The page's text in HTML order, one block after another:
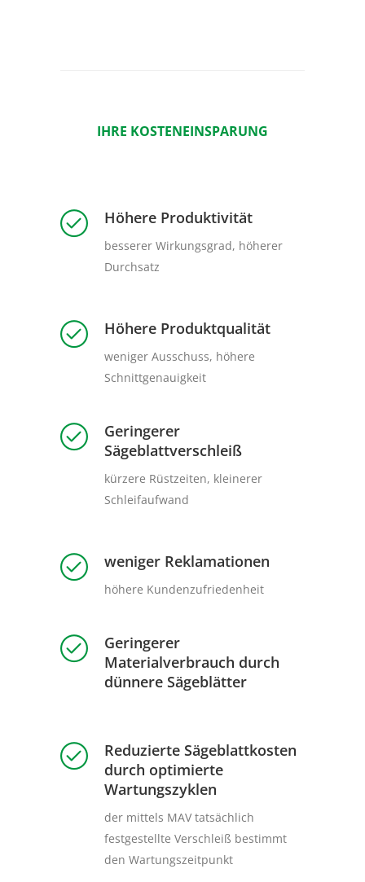
IHRE KOSTENEINSPARUNG
Höhere Produktivität
besserer Wirkungsgrad, höherer
Durchsatz
Höhere Produktqualität
weniger Ausschuss, höhere
Schnittgenauigkeit
Geringerer
Sägeblattverschleiß
kürzere Rüstzeiten, kleinerer
Schleifaufwand
weniger Reklamationen
höhere Kundenzufriedenheit
Geringerer
Materialverbrauch durch
dünnere Sägeblätter
Reduzierte Sägeblattkosten
durch optimierte
Wartungszyklen
der mittels MAV tatsächlich
festgestellte Verschleiß bestimmt
den Wartungszeitpunkt